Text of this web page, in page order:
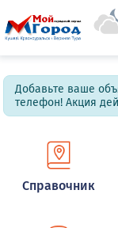
Добавьте ваше
телефон! Акция
Справочник